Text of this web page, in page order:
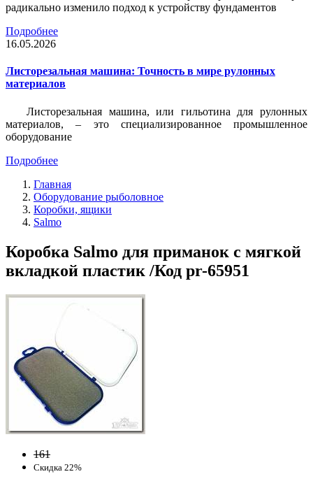
радикально изменило подход к устройству фундаментов
Подробнее
16.05.2026
Листорезальная машина: Точность в мире рулонных
материалов
Листорезальная машина, или гильотина для рулонных
материалов, – это специализированное промышленное
оборудование
Подробнее
Главная
Оборудование рыболовное
Коробки, ящики
Salmo
Коробка Salmo для приманок с мягкой
вкладкой пластик /Код pr-65951
161
Скидка 22%